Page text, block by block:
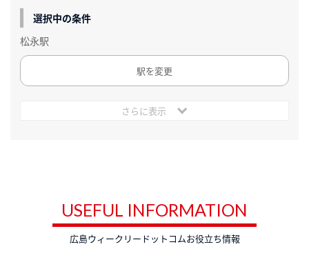
選択中の条件
松永駅
駅を変更
さらに表示
USEFUL INFORMATION
広島ウィークリードットコムお役立ち情報